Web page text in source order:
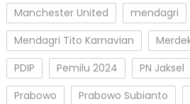
Manchester United
mendagri
Mendagri Tito Karnavian
PDIP
Pemilu 2024 PN Jaksel
Prabowo
Prabowo Subianto